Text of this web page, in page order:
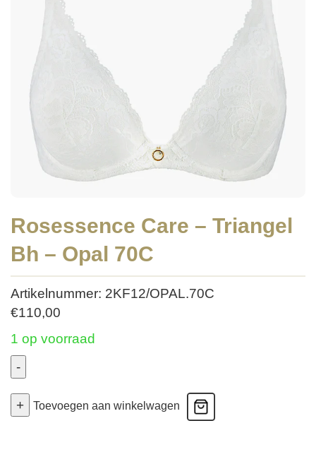
Rosessence Care – Triangel
Bh – Opal 70C
Artikelnummer: 2KF12/OPAL.70C
€110,00
1 op voorraad
-
Care
+ Toevoegen aan winkelwagen